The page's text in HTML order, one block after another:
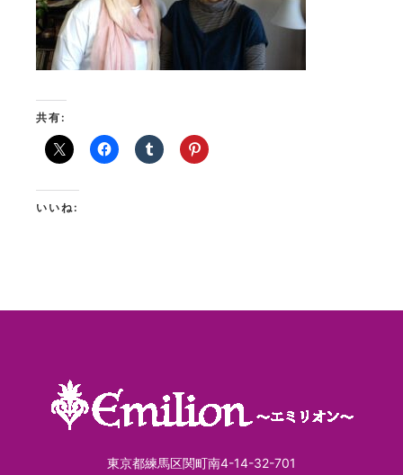
共有:
いいね:
東京都練馬区関町南4-14-32-701